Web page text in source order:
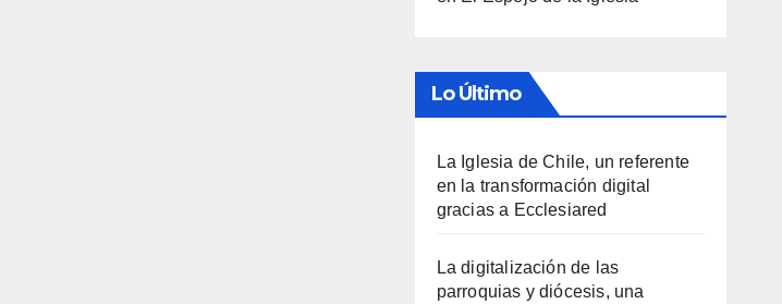
Lo Último
La Iglesia de Chile, un referente
en la transformación digital
gracias a Ecclesiared
La digitalización de las
parroquias y diócesis, una